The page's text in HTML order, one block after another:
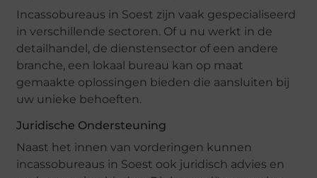
Incassobureaus in Soest zijn vaak gespecialiseerd
in verschillende sectoren. Of u nu werkt in de
detailhandel, de dienstensector of een andere
branche, een lokaal bureau kan op maat
gemaakte oplossingen bieden die aansluiten bij
uw unieke behoeften.
Juridische Ondersteuning
Naast het innen van vorderingen kunnen
incassobureaus in Soest ook juridisch advies en